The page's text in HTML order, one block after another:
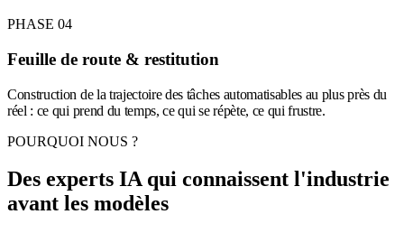
PHASE 04
Feuille de route & restitution
Construction de la trajectoire des tâches automatisables au plus près du
réel : ce qui prend du temps, ce qui se répète, ce qui frustre.
POURQUOI NOUS ?
Des experts IA qui connaissent l'industrie
avant les modèles